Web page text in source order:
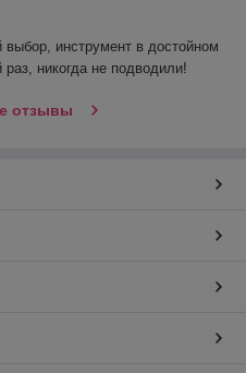
инструмент в достойном
никогда не подводили!
отзывы